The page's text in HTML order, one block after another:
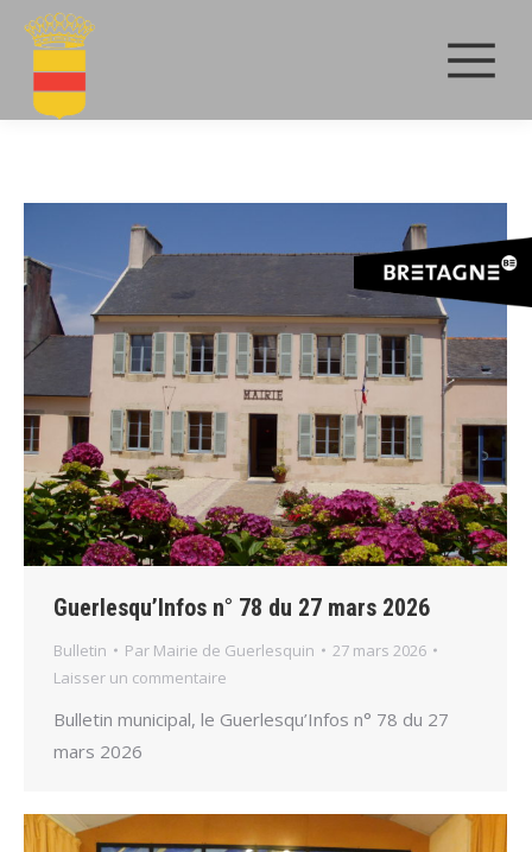
Guerlesqu’Infos n° 78 du 27 mars 2026
Bulletin Par Mairie de Guerlesquin
27 mars 2026
Laisser un commentaire
Bulletin municipal, le Guerlesqu’Infos n° 78 du 27
mars 2026